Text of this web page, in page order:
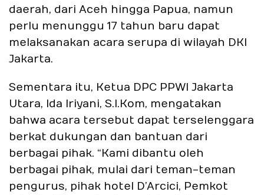
daerah, dari Aceh hingga Papua, namun
perlu menunggu 17 tahun baru dapat
melaksanakan acara serupa di wilayah DKI
Jakarta.
Sementara itu, Ketua DPC PPWI Jakarta
Utara, Ida Iriyani, S.I.Kom, mengatakan
bahwa acara tersebut dapat terselenggara
berkat dukungan dan bantuan dari
berbagai pihak. “Kami dibantu oleh
berbagai pihak, mulai dari teman-teman
pengurus, pihak hotel D’Arcici, Pemkot